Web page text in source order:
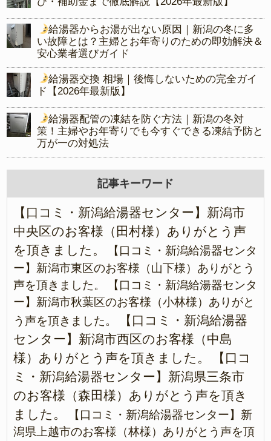
給湯器からお湯が出ない原因｜新潟の冬に多
い故障とは？主婦とお年寄りのための即効解決＆
安心業者選びガイド
給湯器交換 相場｜後悔しないための完全ガイ
ド【2026年最新版】
給湯器配管の凍結を防ぐ方法｜新潟の冬対
策！主婦やお年寄りでも今すぐできる凍結予防と
万が一の対処法
記事キーワード
【口コミ・新潟給湯器センター】新潟市
中央区のお客様（田村様）ありがとう声
を頂きました。
【口コミ・新潟給湯器センタ
ー】新潟市東区のお客様（山下様）ありがとう
声を頂きました。
【口コミ・新潟給湯器センタ
ー】新潟市秋葉区のお客様（小林様）ありがと
う声を頂きました。
【口コミ・新潟給湯器
センター】新潟市西区のお客様（中島
様）ありがとう声を頂きました。
【口コ
ミ・新潟給湯器センター】新潟県三条市
のお客様（森田様）ありがとう声を頂き
ました。
【口コミ・新潟給湯器センター】新
潟県上越市のお客様（林様）ありがとう声を頂